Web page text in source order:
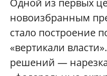
Одной из первых
новоизбранным
стало построение
«вертикали
решений —